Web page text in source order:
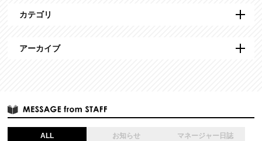
カテゴリ
アーカイブ
ALL お知らせ マネージャー日誌